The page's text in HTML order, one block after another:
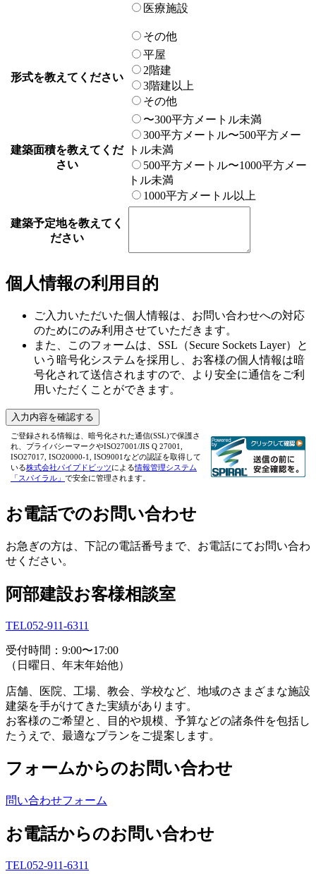
医療施設
その他
形式を教えてください
平屋
2階建
3階建以上
その他
建築面積を教えてくだ
さい
〜300平方メートル未満
300平方メートル〜500平方メー
トル未満
500平方メートル〜1000平方メー
トル未満
1000平方メートル以上
建築予定地を教えてく
ださい
個人情報の利用目的
ご入力いただいた個人情報は、お問い合わせへの対応
のためにのみ利用させていただきます。
また、このフォームは、SSL（Secure Sockets Layer）と
いう暗号化システムを採用し、お客様の個人情報は暗
号化されて送信されますので、より安全に通信をご利
用いただくことができます。
入力内容を確認する
ご登録される情報は、暗号化された通信(SSL)で保護さ
れ、プライバシーマークやISO27001/JIS Q 27001,
ISO27017, ISO20000-1, ISO9001などの認証を取得して
いる株式会社パイプドビッツによる情報管理システム
「スパイラル」 で安全に管理されます。
お電話でのお問い合わせ
お急ぎの方は、下記の電話番号まで、お電話にてお問い合わ
せください。
阿部建設お客様相談室
TEL052-911-6311
受付時間：9:00〜17:00
（日曜日、年末年始他）
店舗、医院、工場、教会、学校など、地域のさまざまな施設
建築を手がけてきた実績があります。
お客様のご希望と、目的や規模、予算などの諸条件を包括し
たうえで、最適なプランをご提案します。
フォームからのお問い合わせ
問い合わせフォーム
お電話からのお問い合わせ
TEL052-911-6311